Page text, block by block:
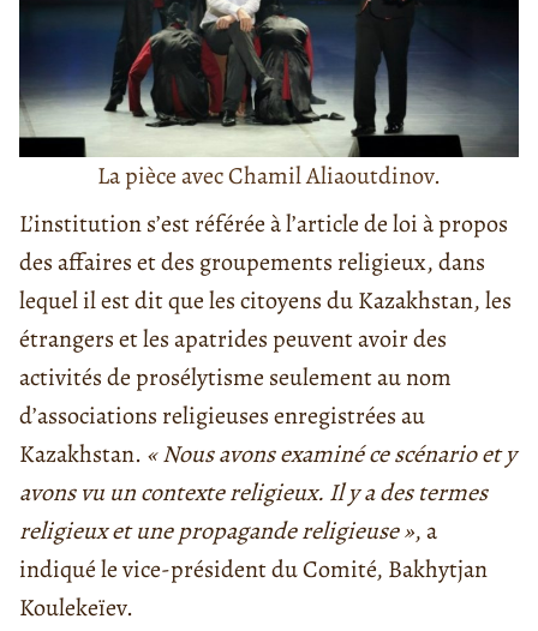
La pièce avec Chamil Aliaoutdinov.
L’institution s’est référée à l’article de loi à propos
des affaires et des groupements religieux, dans
lequel il est dit que les citoyens du Kazakhstan, les
étrangers et les apatrides peuvent avoir des
activités de prosélytisme seulement au nom
d’associations religieuses enregistrées au
Kazakhstan. « Nous avons examiné ce scénario et y
avons vu un contexte religieux. Il y a des termes
religieux et une propagande religieuse », a
indiqué le vice-président du Comité, Bakhytjan
Koulekeïev.